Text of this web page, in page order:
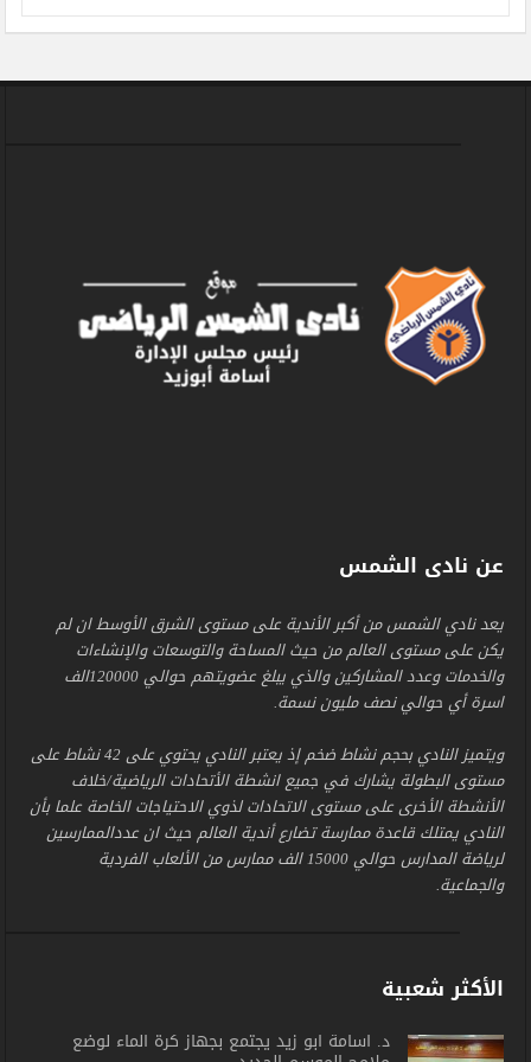
عن نادى الشمس
يعد نادي الشمس من أكبر الأندية على مستوى الشرق الأوسط ان لم
يكن على مستوى العالم من حيث المساحة والتوسعات والإنشاءات
والخدمات وعدد المشاركين والذي يبلغ عضويتهم حوالي 120000الف
اسرة أي حوالي نصف مليون نسمة.
ويتميز النادي بحجم نشاط ضخم إذ يعتبر النادي يحتوي على 42 نشاط على
مستوى البطولة يشارك في جميع انشطة الأتحادات الرياضية/خلاف
الأنشطة الأخرى على مستوى الاتحادات لذوي الاحتياجات الخاصة علما بأن
النادي يمتلك قاعدة ممارسة تضارع أندية العالم حيث ان عددالممارسين
لرياضة المدارس حوالي 15000 الف ممارس من الألعاب الفردية
والجماعية.
الأكثر شعبية
د. أسامة أبو زيد يجتمع بجهاز كرة الماء لوضع